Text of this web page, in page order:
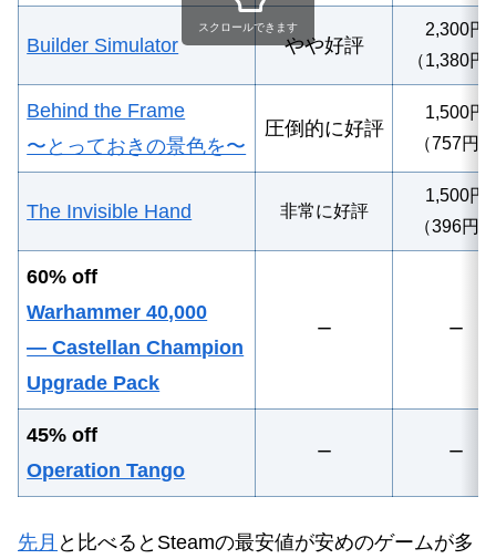
Builder Simulator やや好評
2,300円
（1,380円
Behind the Frame
〜とっておきの景色を〜
圧倒的に好評
1,500円
（757円）
The Invisible Hand 非常に好評
1,500円
（396円）
60% off
Warhammer 40,000
— Castellan Champion
Upgrade Pack
ー ー
45% off
Operation Tango
ー ー
スクロールできます
先月 と比べるとSteamの最安値が安めのゲームが多